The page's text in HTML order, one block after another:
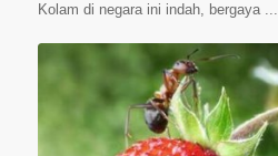
Kolam di negara ini indah, bergaya ...